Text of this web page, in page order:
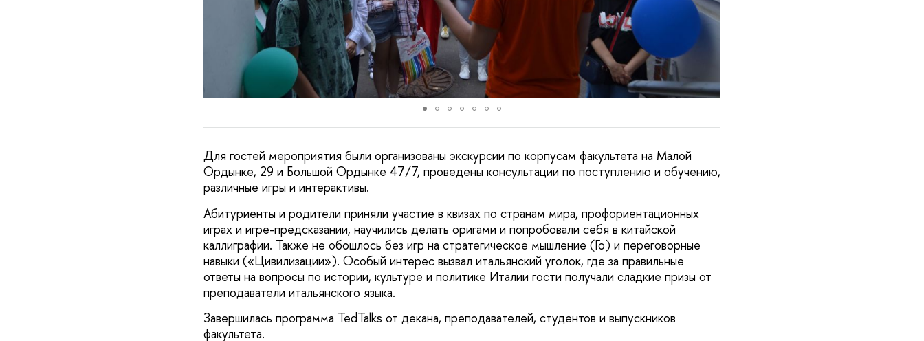
Для гостей мероприятия были организованы экскурсии по корпусам факультета на Малой
Ордынке, 29 и Большой Ордынке 47/7, проведены консультации по поступлению и обучению,
различные игры и интерактивы.
Абитуриенты и родители приняли участие в квизах по странам мира, профориентационных
играх и игре-предсказании, научились делать оригами и попробовали себя в китайской
каллиграфии. Также не обошлось без игр на стратегическое мышление (Го) и переговорные
навыки («Цивилизации»). Особый интерес вызвал итальянский уголок, где за правильные
ответы на вопросы по истории, культуре и политике Италии гости получали сладкие призы от
преподаватели итальянского языка.
Завершилась программа TedTalks от декана, преподавателей, студентов и выпускников
факультета.